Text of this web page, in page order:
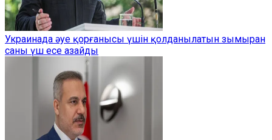
Украинада әуе қорғанысы үшін қолданылатын зымыран
саны үш есе азайды